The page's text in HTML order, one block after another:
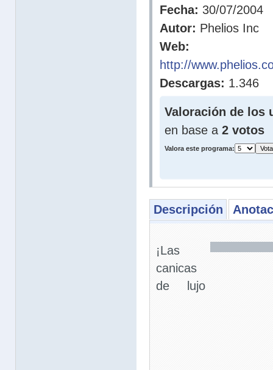
Fecha: 30/07/2004
Autor: Phelios Inc
Web:
http://
Descargas: 1.346
Valoración de los
en base a 2 votos
Valora este programa:
Descripción
¡Las
canicas
de lujo